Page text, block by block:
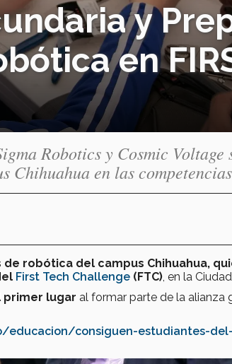
y
en
Robotics y Cosmic Voltage
Chihuahua en las
de robótica del campus Chihuahua,
First Tech Challenge (FTC), en la
primer lugar al formar parte de la alianza
consiguen-estudiantes-